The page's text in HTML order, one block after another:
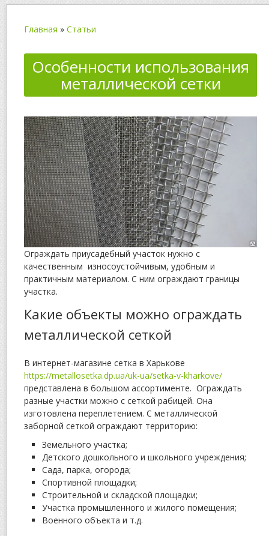
Главная » Статьи
Особенности использования
металлической сетки
Ограждать приусадебный участок нужно с
качественным износоустойчивым, удобным и
практичным материалом. С ним ограждают границы
участка.
Какие объекты можно ограждать
металлической сеткой
В интернет-магазине сетка в Харькове
https://metallosetka.dp.ua/uk-ua/setka-v-kharkove/
представлена в большом ассортименте. Ограждать
разные участки можно с сеткой рабицей. Она
изготовлена переплетением. С металлической
заборной сеткой ограждают территорию:
Земельного участка;
Детского дошкольного и школьного учреждения;
Сада, парка, огорода;
Спортивной площадки;
Строительной и складской площадки;
Участка промышленного и жилого помещения;
Военного объекта и т.д.